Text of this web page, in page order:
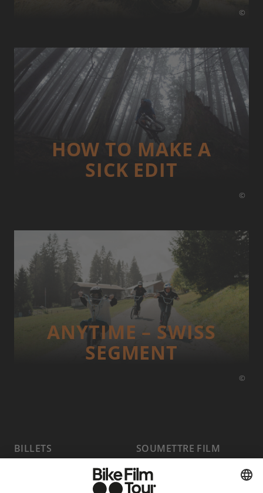
©
©
HOW TO MAKE A
SICK EDIT
©
ANYTIME – SWISS
SEGMENT
BILLETS
SOUMETTRE FILM
FAQ